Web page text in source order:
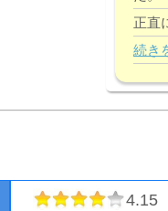
正直
続き
4.15